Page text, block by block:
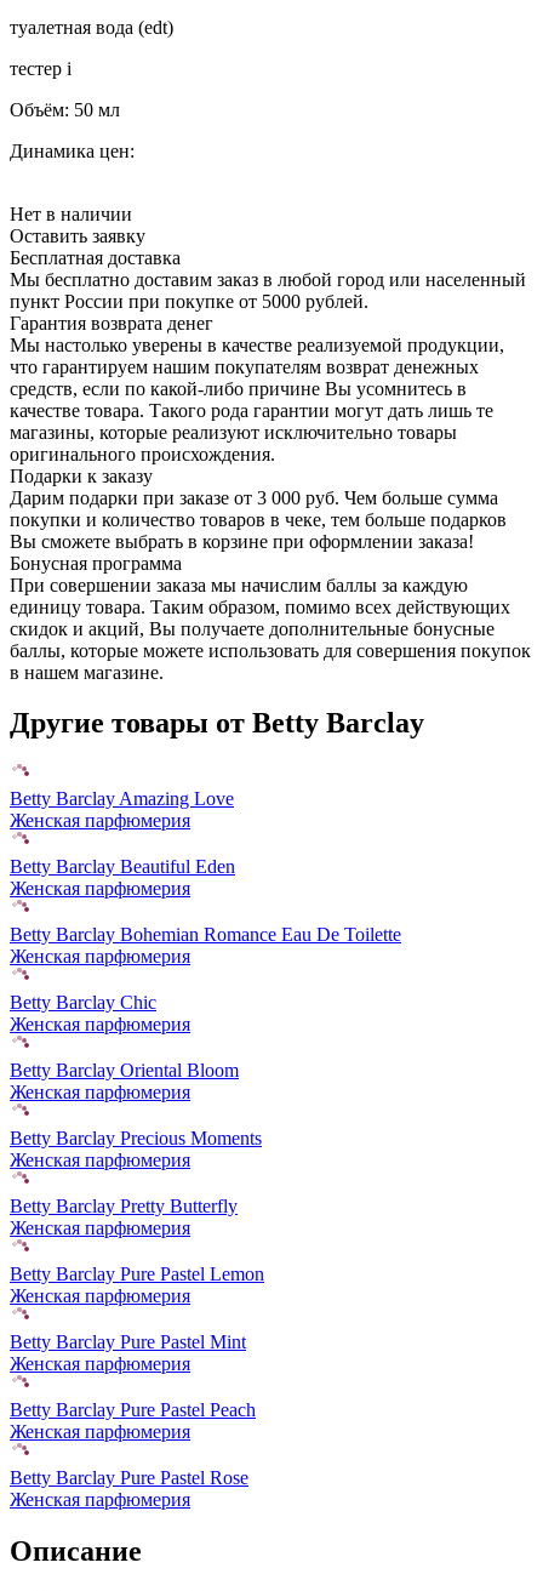
туалетная вода (edt)
тестер i
Объём: 50 мл
Динамика цен:
Нет в наличии
Оставить заявку
Бесплатная доставка
Мы бесплатно доставим заказ в любой город или населенный
пункт России при покупке от 5000 рублей.
Гарантия возврата денег
Мы настолько уверены в качестве реализуемой продукции,
что гарантируем нашим покупателям возврат денежных
средств, если по какой-либо причине Вы усомнитесь в
качестве товара. Такого рода гарантии могут дать лишь те
магазины, которые реализуют исключительно товары
оригинального происхождения.
Подарки к заказу
Дарим подарки при заказе от 3 000 руб. Чем больше сумма
покупки и количество товаров в чеке, тем больше подарков
Вы сможете выбрать в корзине при оформлении заказа!
Бонусная программа
При совершении заказа мы начислим баллы за каждую
единицу товара. Таким образом, помимо всех действующих
скидок и акций, Вы получаете дополнительные бонусные
баллы, которые можете использовать для совершения покупок
в нашем магазине.
Другие товары от Betty Barclay
Betty Barclay Amazing Love
Женская парфюмерия
Betty Barclay Beautiful Eden
Женская парфюмерия
Betty Barclay Bohemian Romance Eau De Toilette
Женская парфюмерия
Betty Barclay Chic
Женская парфюмерия
Betty Barclay Oriental Bloom
Женская парфюмерия
Betty Barclay Precious Moments
Женская парфюмерия
Betty Barclay Pretty Butterfly
Женская парфюмерия
Betty Barclay Pure Pastel Lemon
Женская парфюмерия
Betty Barclay Pure Pastel Mint
Женская парфюмерия
Betty Barclay Pure Pastel Peach
Женская парфюмерия
Betty Barclay Pure Pastel Rose
Женская парфюмерия
Описание